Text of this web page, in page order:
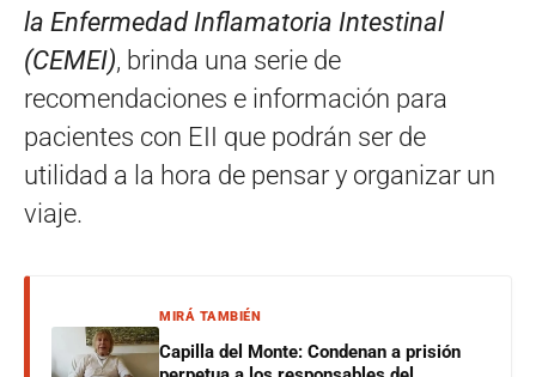
la Enfermedad Inflamatoria Intestinal
(CEMEI), brinda una serie de
recomendaciones e información para
pacientes con EII que podrán ser de
utilidad a la hora de pensar y organizar un
viaje.
MIRÁ TAMBIÉN
Capilla del Monte: Condenan a prisión